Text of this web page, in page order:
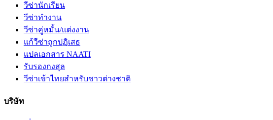
วีซ่านักเรียน
วีซ่าทำงาน
วีซ่าคู่หมั้น/แต่งงาน
แก้วีซ่าถูกปฏิเสธ
แปลเอกสาร NAATI
รับรองกงสุล
วีซ่าเข้าไทยสำหรับชาวต่างชาติ
บริษัท